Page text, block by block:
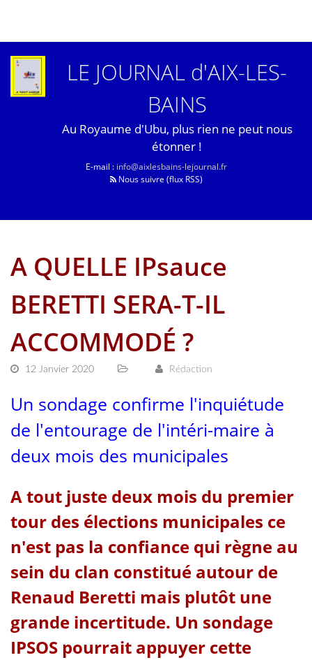
LE JOURNAL d'AIX-LES-
BAINS
Au Royaume d'Ubu, plus rien ne peut nous
étonner !
E-mail : info@aixlesbains-lejournal.fr
Nous suivre (flux RSS)
A QUELLE IPsauce
BERETTI SERA-T-IL
ACCOMMODÉ ?
12 Janvier 2020 Rédaction
Un sondage confirme l'inquiétude
de l'entourage de l'intéri-maire à
deux mois des municipales
A tout juste deux mois du premier
tour des élections municipales ce
n'est pas la confiance qui règne au
sein du clan constitué autour de
Renaud Beretti mais plutôt une
grande incertitude. Un sondage
IPSOS pourrait appuyer cette